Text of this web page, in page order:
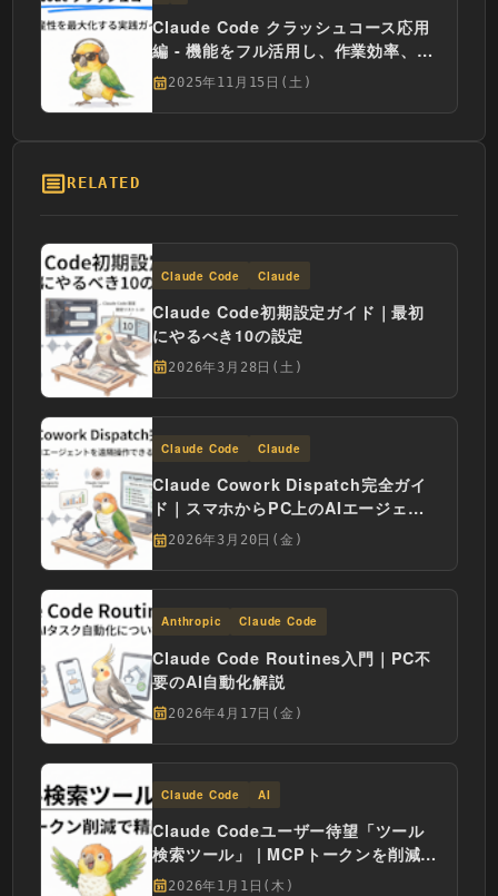
Claude Code クラッシュコース応用
編 - 機能をフル活用し、作業効率、生
産性を最大化するための実践ガイド
2025年11月15日(土)
RELATED
Claude Code Claude
Claude Code初期設定ガイド｜最初
にやるべき10の設定
2026年3月28日(土)
Claude Code Claude
Claude Cowork Dispatch完全ガイ
ド｜スマホからPC上のAIエージェン
トを遠隔操作できる機能を網羅的に解
説
2026年3月20日(金)
Anthropic Claude Code
Claude Code Routines入門｜PC不
要のAI自動化解説
2026年4月17日(金)
Claude Code AI
Claude Codeユーザー待望「ツール
検索ツール」 | MCPトークンを削減し
て精度を保つ方法
2026年1月1日(木)